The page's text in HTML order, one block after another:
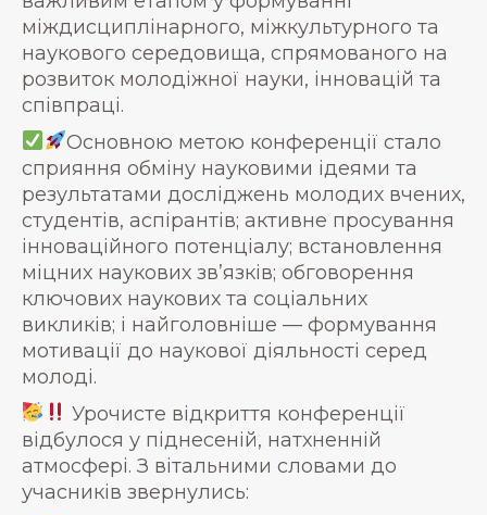
міждисциплінарного, міжкультурного та
наукового середовища, спрямованого на
розвиток молодіжної науки, інновацій та
співпраці.
Основною метою конференції стало
сприяння обміну науковими ідеями та
результатами досліджень молодих вчених,
студентів, аспірантів; активне просування
інноваційного потенціалу; встановлення
міцних наукових зв’язків; обговорення
ключових наукових та соціальних
викликів; і найголовніше — формування
мотивації до наукової діяльності серед
молоді.
Урочисте відкриття конференції
відбулося у піднесеній, натхненній
атмосфері. З вітальними словами до
учасників звернулись: